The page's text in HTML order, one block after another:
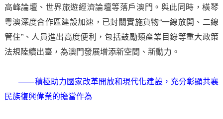
高峰論壇、世界旅遊經濟論壇等落戶澳門。與此同時，橫琴
粵澳深度合作區建設加速，已封關實施貨物“一線放開、二線
管住”、人員進出高度便利，包括鼓勵類產業目錄等重大政策
法規陸續出臺，為澳門發展增添新空間、新動力。
——積極助力國家改革開放和現代化建設，充分彰顯共襄
民族復興偉業的擔當作為